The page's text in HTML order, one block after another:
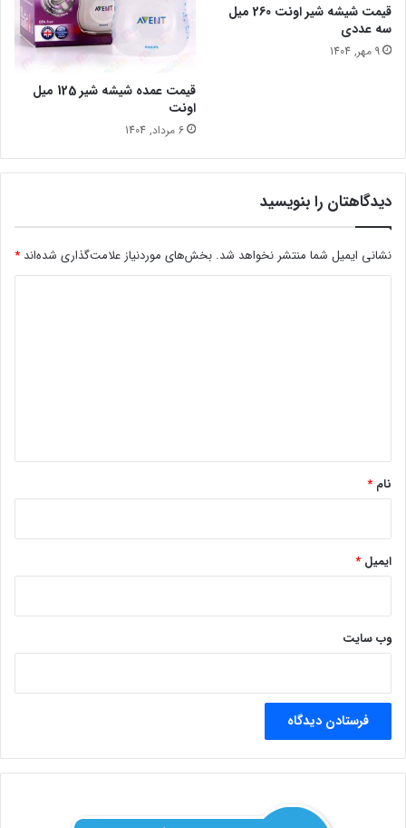
قیمت شیشه شیر اونت 260 میل
سه عددی
9 مهر, 1404
قیمت عمده شیشه شیر 125 میل
اونت
6 مرداد, 1404
دیدگاهتان را بنویسید
نشانی ایمیل شما منتشر نخواهد شد. بخش‌های موردنیاز علامت‌گذاری شده‌اند *
نام *
ایمیل *
وب‌ سایت